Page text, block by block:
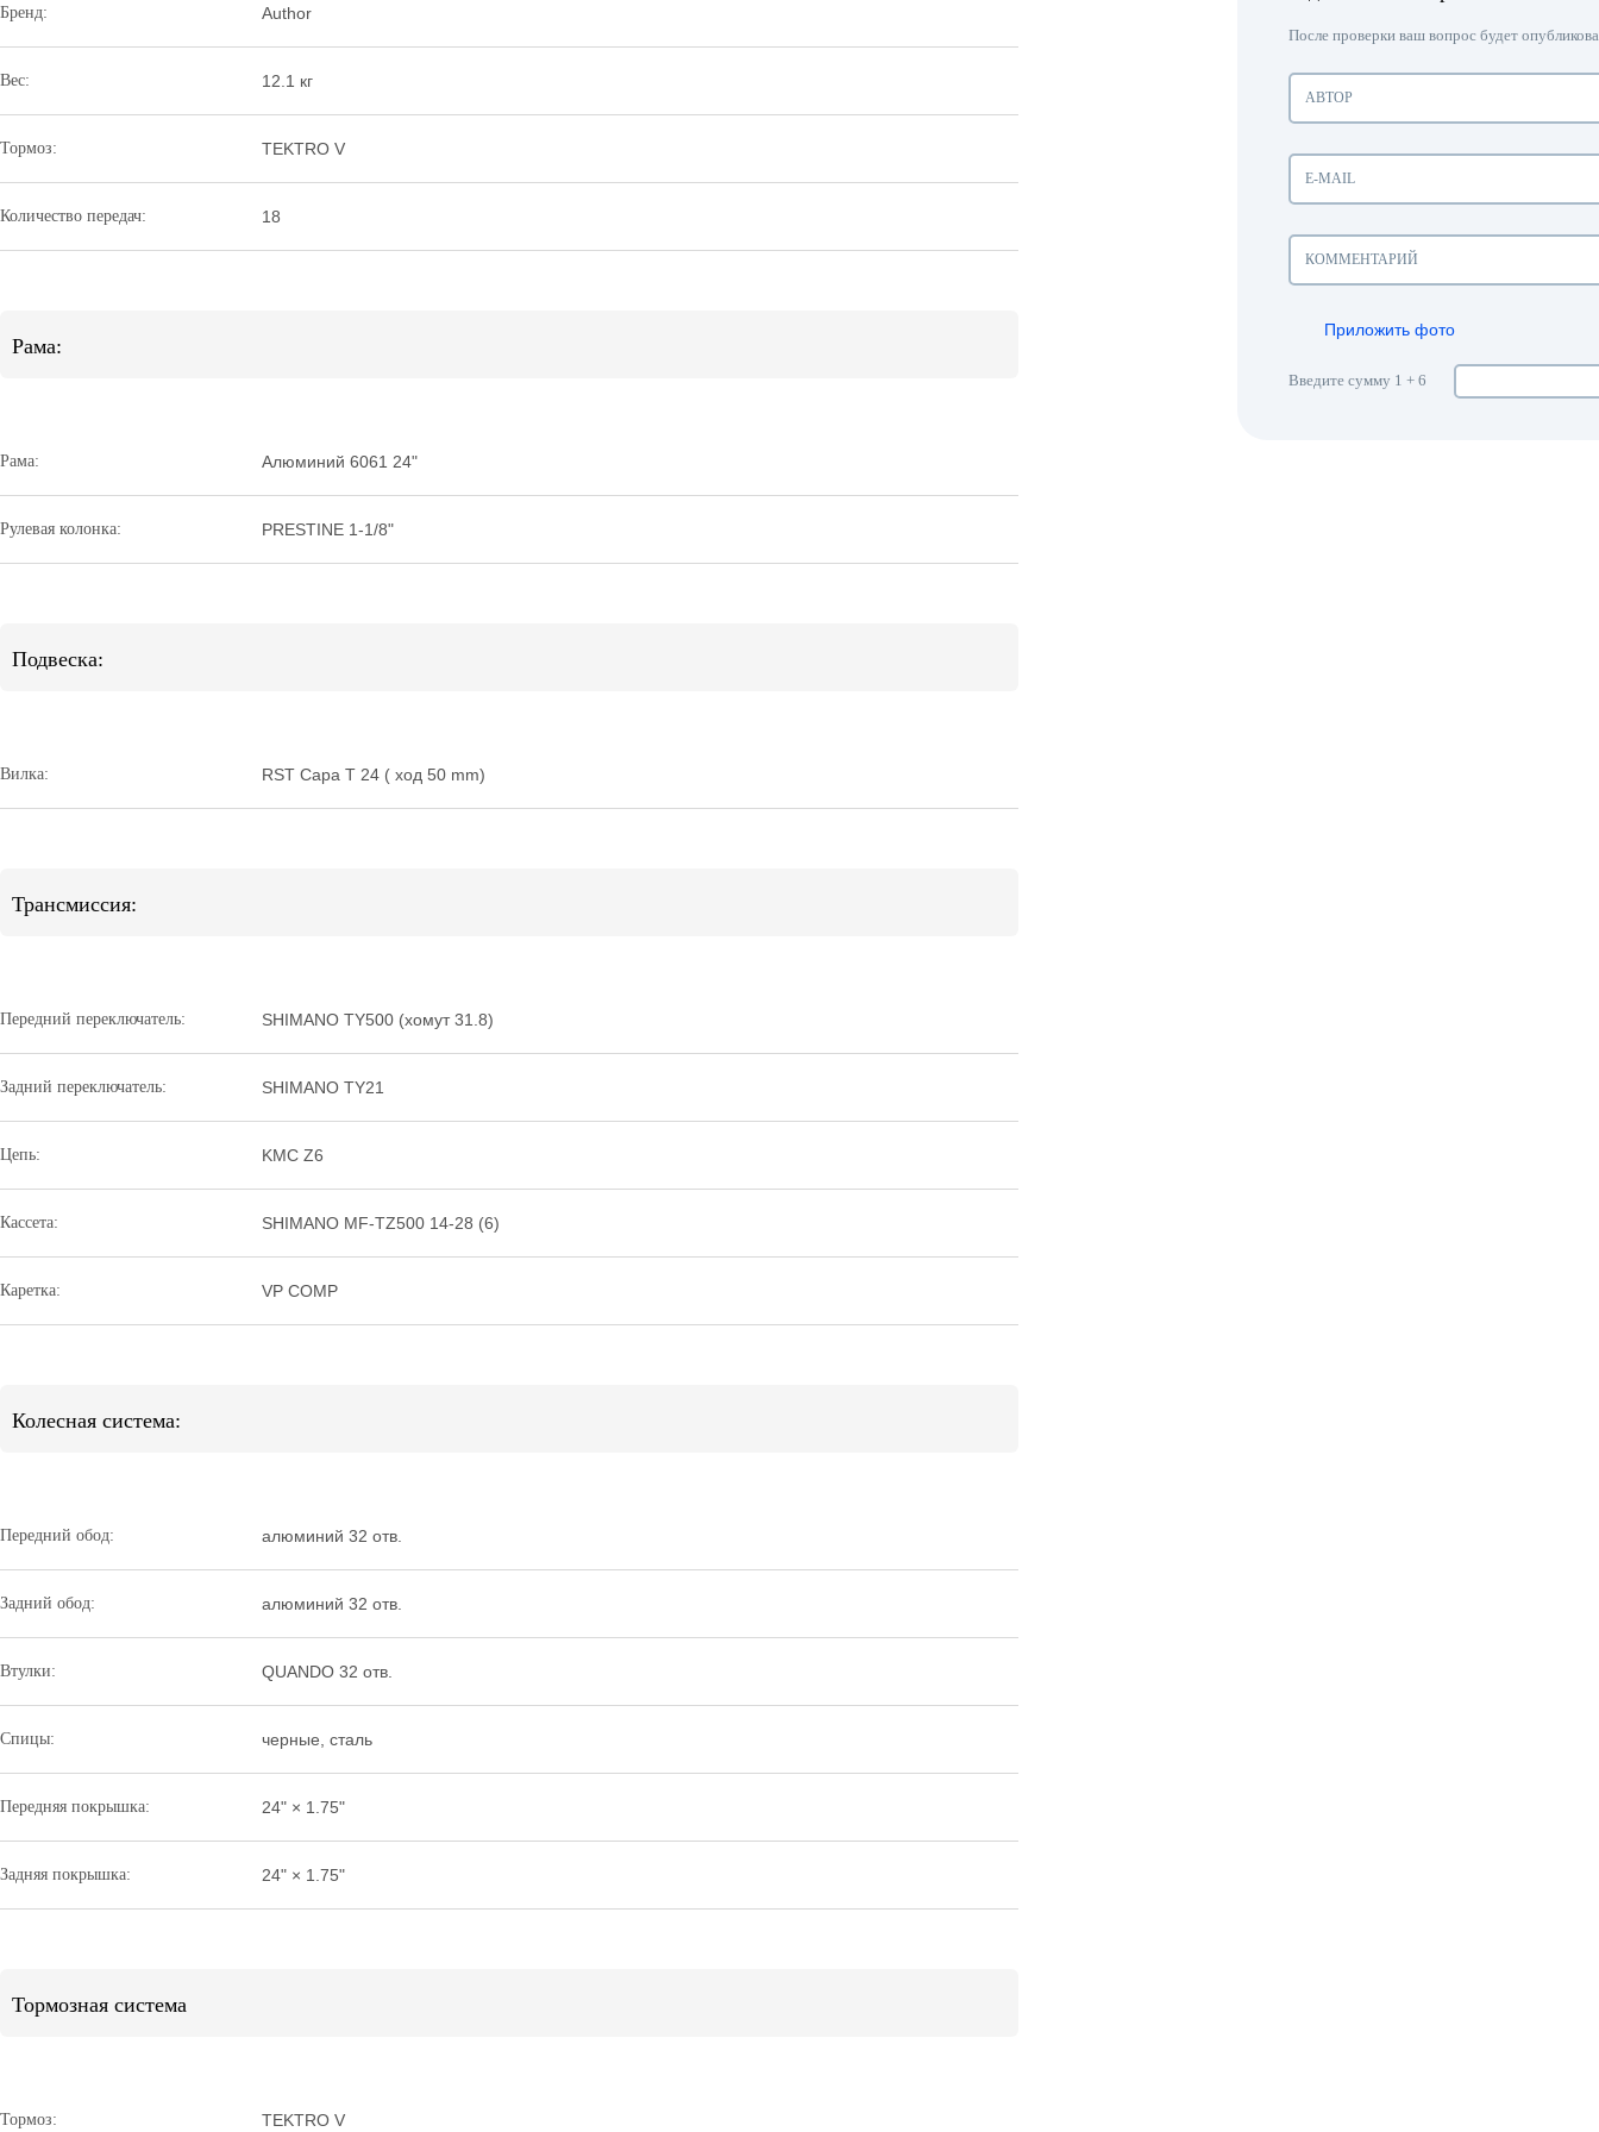
Бренд: Author
Вес: 12.1 кг
Тормоз: TEKTRO V
Количество передач: 18
Рама:
Рама: Алюминий 6061 24"
Рулевая колонка: PRESTINE 1-1/8"
Подвеска:
Вилка: RST Capa T 24 ( ход 50 mm)
Трансмиссия:
Передний переключатель: SHIMANO TY500 (хомут 31.8)
Задний переключатель: SHIMANO TY21
Цепь: KMC Z6
Кассета: SHIMANO MF-TZ500 14-28 (6)
Каретка: VP COMP
Колесная система:
Передний обод: алюминий 32 отв.
Задний обод: алюминий 32 отв.
Втулки: QUANDO 32 отв.
Спицы: черные, сталь
Передняя покрышка: 24" × 1.75"
Задняя покрышка: 24" × 1.75"
Тормозная система
Тормоз: TEKTRO V
После проверки ваш вопрос будет
Приложить фото
Введите сумму 1 + 6